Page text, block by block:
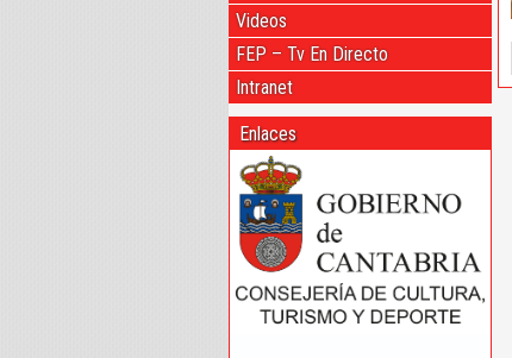
Videos
FEP – Tv En Directo
Intranet
Enlaces